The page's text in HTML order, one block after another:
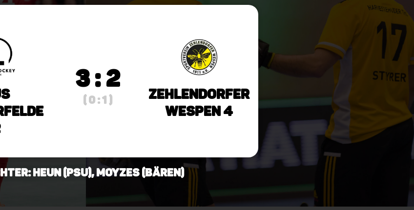
3 : 2
( 0 : 1 )
Zehlendorfer
Wespen 4
Heun (PSU), Moyzes (Bären)